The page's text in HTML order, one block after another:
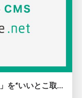
「SaaS型のCMSじゃ物足りない…」を“いいとこ取り“のCMS MovableType.net で解決！